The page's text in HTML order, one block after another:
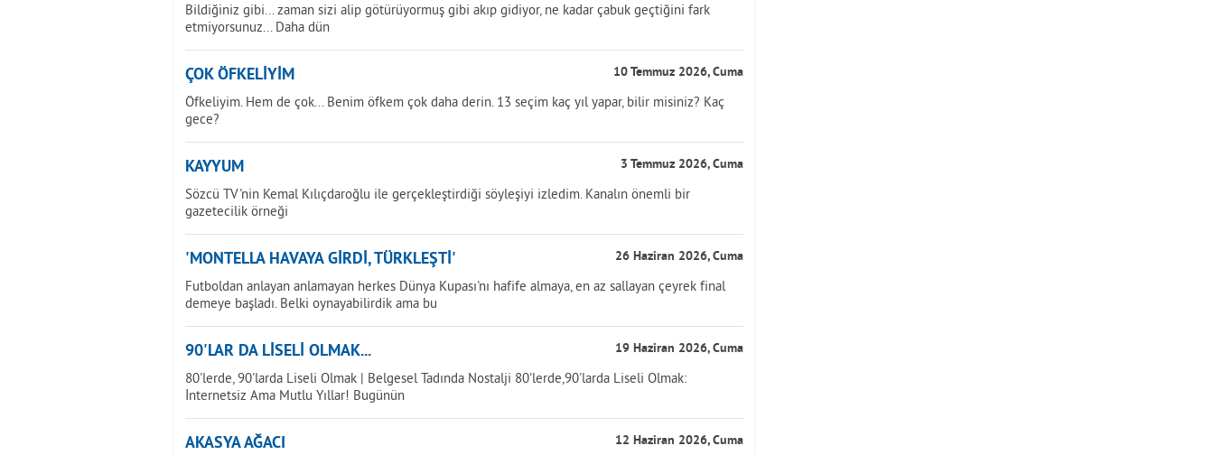
Bildiğiniz gibi... zaman sizi alip götürüyormuş gibi akıp gidiyor, ne kadar çabuk geçtiğini fark
etmiyorsunuz... Daha dün
ÇOK ÖFKELİYİM 10 Temmuz 2026, Cuma
Öfkeliyim. Hem de çok... Benim öfkem çok daha derin. 13 seçim kaç yıl yapar, bilir misiniz? Kaç
gece?
KAYYUM 3 Temmuz 2026, Cuma
Sözcü TV'nin Kemal Kılıçdaroğlu ile gerçekleştirdiği söyleşiyi izledim. Kanalın önemli bir
gazetecilik örneği
'MONTELLA HAVAYA GİRDİ, TÜRKLEŞTİ' 26 Haziran 2026, Cuma
Futboldan anlayan anlamayan herkes Dünya Kupası'nı hafife almaya, en az sallayan çeyrek final
demeye başladı. Belki oynayabilirdik ama bu
90'LAR DA LİSELİ OLMAK... 19 Haziran 2026, Cuma
80'lerde, 90'larda Liseli Olmak | Belgesel Tadında Nostalji 80'lerde,90'larda Liseli Olmak:
İnternetsiz Ama Mutlu Yıllar! Bugünün
AKASYA AĞACI 12 Haziran 2026, Cuma